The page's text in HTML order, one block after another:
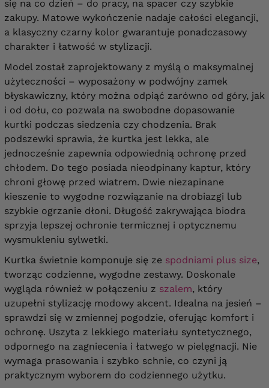
się na co dzień – do pracy, na spacer czy szybkie
zakupy. Matowe wykończenie nadaje całości elegancji,
a klasyczny czarny kolor gwarantuje ponadczasowy
charakter i łatwość w stylizacji.
Model został zaprojektowany z myślą o maksymalnej
użyteczności – wyposażony w podwójny zamek
błyskawiczny, który można odpiąć zarówno od góry, jak
i od dołu, co pozwala na swobodne dopasowanie
kurtki podczas siedzenia czy chodzenia. Brak
podszewki sprawia, że kurtka jest lekka, ale
jednocześnie zapewnia odpowiednią ochronę przed
chłodem. Do tego posiada nieodpinany kaptur, który
chroni głowę przed wiatrem. Dwie niezapinane
kieszenie to wygodne rozwiązanie na drobiazgi lub
szybkie ogrzanie dłoni. Długość zakrywająca biodra
sprzyja lepszej ochronie termicznej i optycznemu
wysmukleniu sylwetki.
Kurtka świetnie komponuje się ze spodniami plus size,
tworząc codzienne, wygodne zestawy. Doskonale
wygląda również w połączeniu z szalem, który
uzupełni stylizację modowy akcent. Idealna na jesień –
sprawdzi się w zmiennej pogodzie, oferując komfort i
ochronę. Uszyta z lekkiego materiału syntetycznego,
odpornego na zagniecenia i łatwego w pielęgnacji. Nie
wymaga prasowania i szybko schnie, co czyni ją
praktycznym wyborem do codziennego użytku.